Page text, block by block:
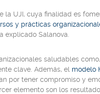
la UJI, cuya finalidad es
y prácticas
explicado Salanova.
saludables
clave. Además, el modelo
por tener compromiso y
elemento son los